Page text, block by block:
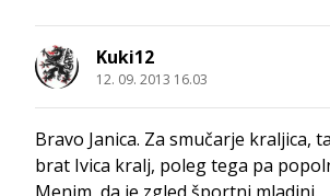
Kuki12
12. 09. 2013 16.03
Bravo Janica. Za smučarje kraljica,
brat Ivica kralj, poleg tega pa